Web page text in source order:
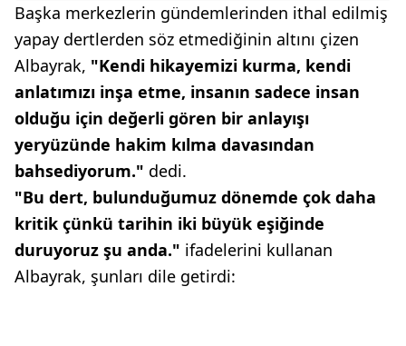
Başka merkezlerin gündemlerinden ithal edilmiş
yapay dertlerden söz etmediğinin altını çizen
Albayrak, "Kendi hikayemizi kurma, kendi
anlatımızı inşa etme, insanın sadece insan
olduğu için değerli gören bir anlayışı
yeryüzünde hakim kılma davasından
bahsediyorum." dedi.
"Bu dert, bulunduğumuz dönemde çok daha
kritik çünkü tarihin iki büyük eşiğinde
duruyoruz şu anda." ifadelerini kullanan
Albayrak, şunları dile getirdi: